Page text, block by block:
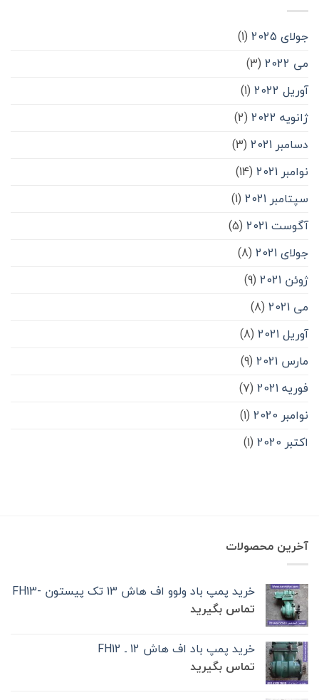
جولای 2025
(1)
می 2022
(3)
آوریل 2022
(1)
ژانویه 2022
(2)
دسامبر 2021
(3)
نوامبر 2021
(14)
سپتامبر 2021
(1)
آگوست 2021
(5)
جولای 2021
(8)
ژوئن 2021
(9)
می 2021
(8)
آوریل 2021
(8)
مارس 2021
(9)
فوریه 2021
(7)
نوامبر 2020
(1)
اکتبر 2020
(1)
آخرین محصولات
خرید پمپ باد ولوو اف هاش 13 تک‌ پیستون -FH13
تماس بگیرید
خرید پمپ باد اف هاش 12 ـ FH12
تماس بگیرید